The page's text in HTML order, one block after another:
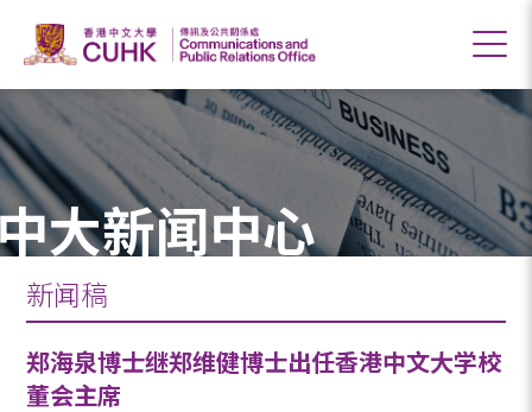
大新闻中心
新闻稿
郑海泉博士继郑维健博士出任香港中文大学校
董会主席